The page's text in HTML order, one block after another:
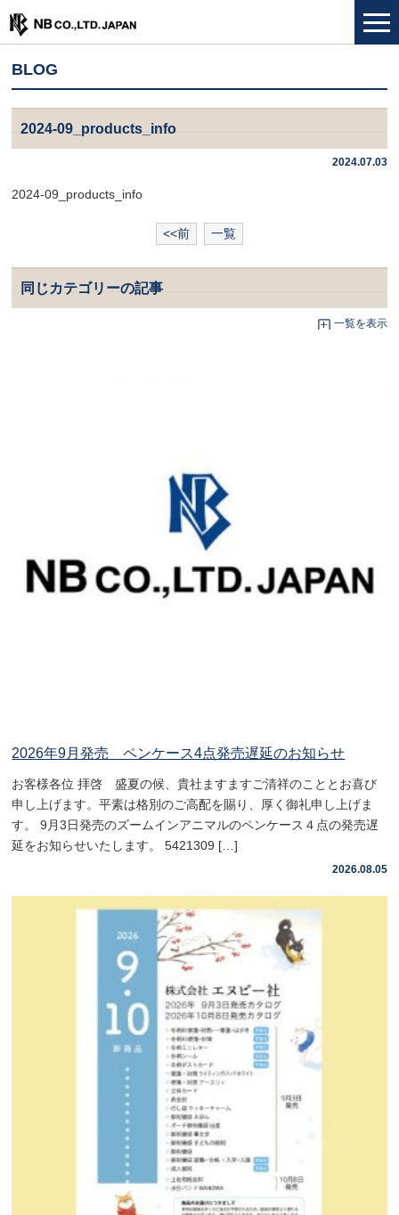
BLOG
2024-09_products_info
2024.07.03
2024-09_products_info
<<前 一覧
同じカテゴリーの記事
一覧を表示
2026年9月発売 ペンケース4点発売遅延のお知らせ
お客様各位 拝啓 盛夏の候、貴社ますますご清祥のこととお喜び
申し上げます。平素は格別のご高配を賜り、厚く御礼申し上げま
す。 9月3日発売のズームインアニマルのペンケース４点の発売遅
延をお知らせいたします。 5421309 […]
2026.08.05